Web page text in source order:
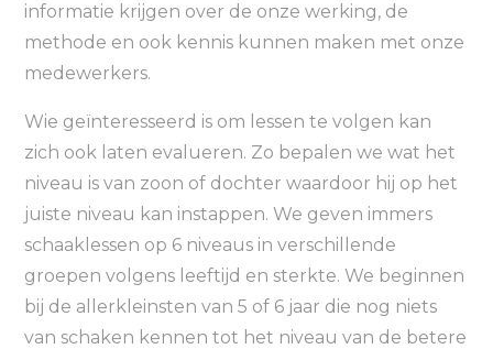
informatie krijgen over de onze werking, de
methode en ook kennis kunnen maken met onze
medewerkers.
Wie geïnteresseerd is om lessen te volgen kan
zich ook laten evalueren. Zo bepalen we wat het
niveau is van zoon of dochter waardoor hij op het
juiste niveau kan instappen. We geven immers
schaaklessen op 6 niveaus in verschillende
groepen volgens leeftijd en sterkte. We beginnen
bij de allerkleinsten van 5 of 6 jaar die nog niets
van schaken kennen tot het niveau van de betere